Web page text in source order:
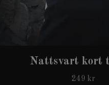
Nattsvart kort
249 kr